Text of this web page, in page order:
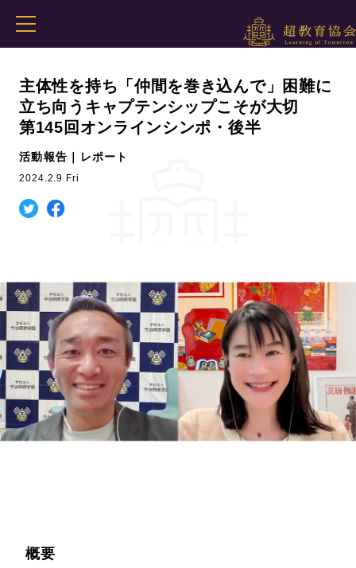
主体性を持ち「仲間を巻き込んで」困難に
立ち向うキャプテンシップこそが大切
第145回オンラインシンポ・後半
活動報告｜レポート
2024.2.9 Fri
概要